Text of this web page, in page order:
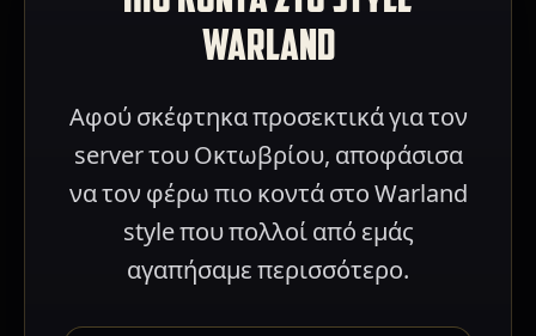
WARLAND
Αφού σκέφτηκα προσεκτικά για τον
server του Οκτωβρίου, αποφάσισα
να τον φέρω πιο κοντά στο Warland
style που πολλοί από εμάς
αγαπήσαμε περισσότερο.